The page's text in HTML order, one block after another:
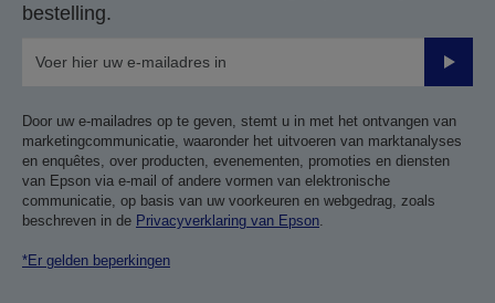
bestelling.
Door uw e-mailadres op te geven, stemt u in met het ontvangen van
marketingcommunicatie, waaronder het uitvoeren van marktanalyses
en enquêtes, over producten, evenementen, promoties en diensten
van Epson via e-mail of andere vormen van elektronische
communicatie, op basis van uw voorkeuren en webgedrag, zoals
beschreven in de Privacyverklaring van Epson
*Er gelden beperkingen